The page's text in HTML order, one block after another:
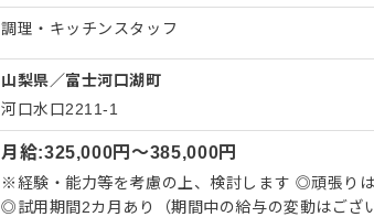
す。 お客様は主にラグジュアリーを愉しめる幅広
が納得できる料理を提供していきます。 【調理スタッフの仕事内容】 まずは、提供するメニュ
ーのラインナップや内容を覚えることからスター
ので、日々の調理業務に加え、さまざまなスキル
ューの提案も可能です。ぜひアイデアを発信して
レーション改善なども大歓迎です。 【具体的には…】 ・仕込みから盛り付けまでの調理全般
・仕入れや在庫管理などキッチンの管理業務 ・ま
タッフの教育 ・洗浄や清掃など衛生管理 ・料理長の補助
ルに合わせた業務からお任せしますので、徐々に
調理・キッチンスタッフ
山梨県／富士河口湖町
河口水口2211-1
月給:325,000円〜385,000円
※経験・能力等を考慮の上、検討します ◎頑張りはしっかり評価し昇給・昇格につながります
◎試用期間2カ月あり（期間中の給与の変動はご